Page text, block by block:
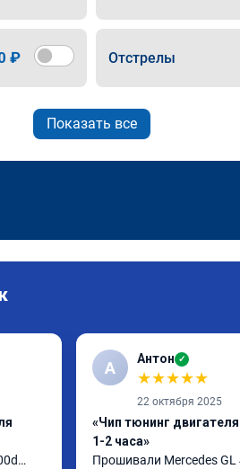
₽ Отстрелы
Показать все
А Антон ✓
★★★★★
22 октября 2025
«Чип тюнинг
1-2 часа»
Прошивали Mercedes GL